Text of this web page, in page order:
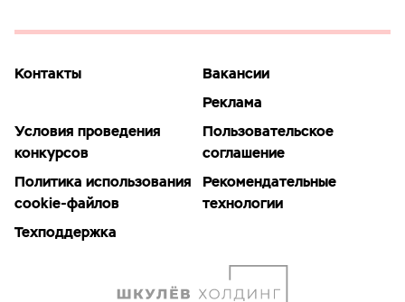
Контакты
Вакансии
Реклама
Условия проведения
конкурсов
Пользовательское
соглашение
Политика использования
cookie-файлов
Рекомендательные
технологии
Техподдержка